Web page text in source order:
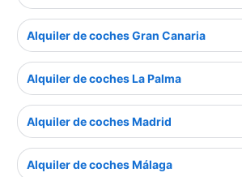
Alquiler de coches Gran Canaria
Alquiler de coches La Palma
Alquiler de coches Madrid
Alquiler de coches Málaga